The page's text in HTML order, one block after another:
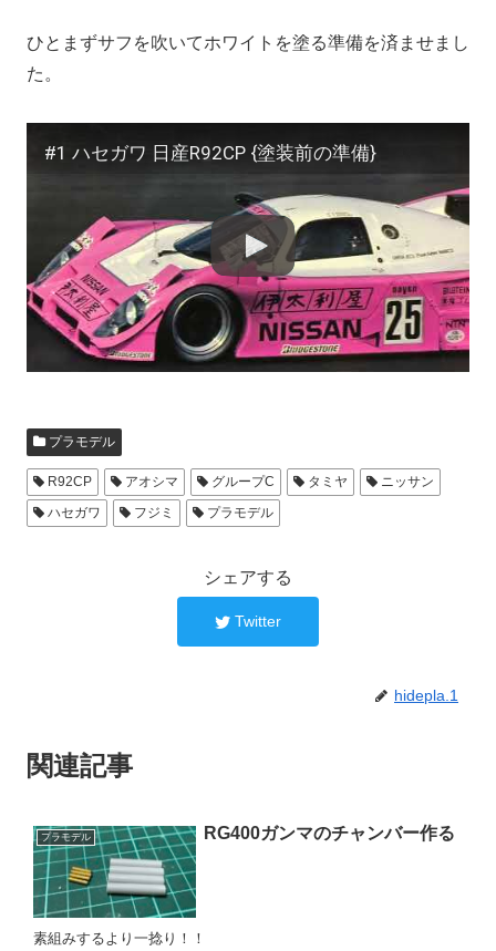
ひとまずサフを吹いてホワイトを塗る準備を済ませまし
た。
#1 ハセガワ 日産R92CP {塗装前の準備}
プラモデル
R92CP アオシマ グループC タミヤ
ニッサン
ハセガワ
フジミ プラモデル
シェアする
Twitter
hidepla.1
関連記事
プラモデル RG400ガンマのチャンバー作る
素組みするより一捻り！！